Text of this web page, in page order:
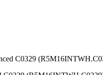
C0329